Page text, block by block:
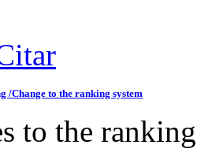
/Change to the ranking system
to the